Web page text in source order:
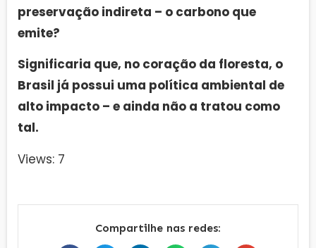
preservação indireta – o carbono que
emite?
Significaria que, no coração da floresta, o
Brasil já possui uma política ambiental de
alto impacto – e ainda não a tratou como
tal.
Views: 7
Compartilhe nas redes: